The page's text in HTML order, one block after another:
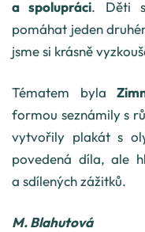
a spolupráci. Děti
pomáhat jeden
jsme si krásně
Tématem byla
formou seznámily s
vytvořily plakát s
povedená díla, ale
a sdílených zážitků.
M. Blahutová